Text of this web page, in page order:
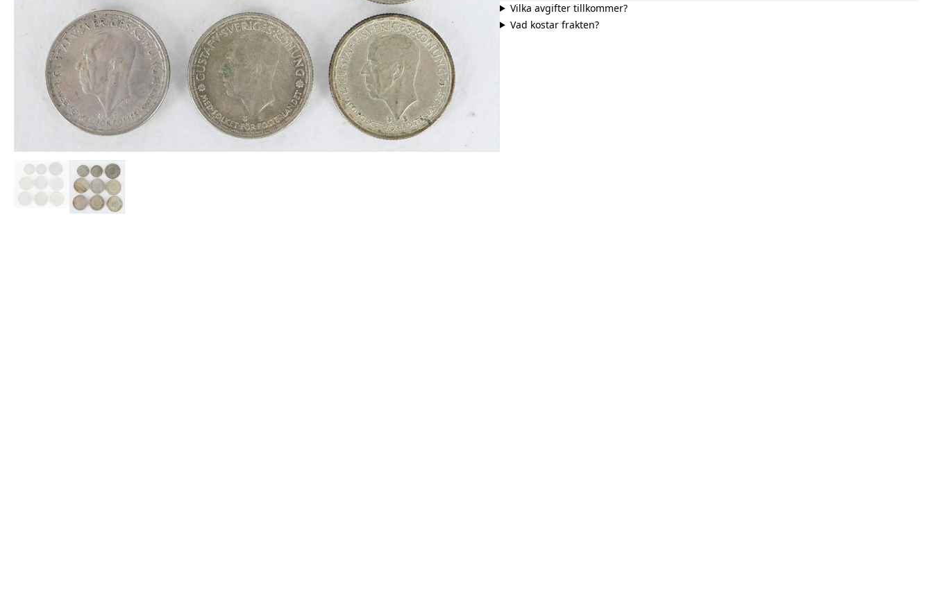
Vilka avgifter tillkommer?
Vad kostar frakten?